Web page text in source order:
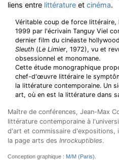
liens entre littérature et cinéma.
Véritable coup de force littéraire,
1999 par l'écrivain Tanguy Viel
dernier film du cinéaste
Sleuth (Le Limier, 1972), vu et
obsessionnel et monomane.
Cette étude monographique
chef-d'œuvre littéraire le
la littérature contemporaine. Un
art, où en est la littérature dans
Maître de conférences, Jean-Max
littérature contemporaine à
d'art et commissaire d'expositions,
la page arts des Inrockuptibles.
Conception graphique : M/M (Paris)